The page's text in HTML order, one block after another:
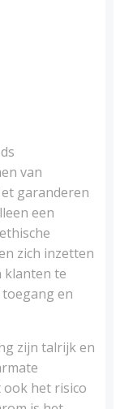
van
garanderen
een
zich inzetten
klanten te
en
zijn talrijk en
het risico